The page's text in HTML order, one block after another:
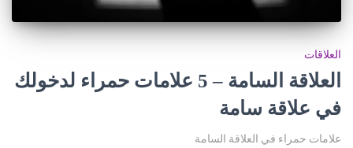
العلاقات
العلاقة السامة – 5 علامات حمراء لدخولك
في علاقة سامة
علامات حمراء في العلاقة السامة